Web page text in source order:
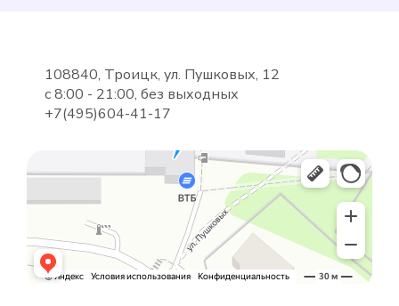
METER СВУ-15-80
Подробнее
Выбрать
108840, Троицк, ул. Пушковых, 12
с 8:00 - 21:00, без выходных
+7(495)604-41-17